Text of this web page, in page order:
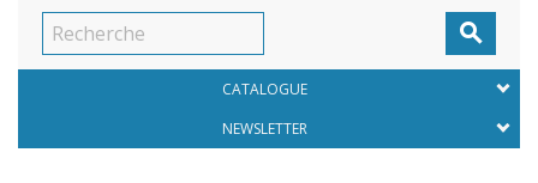

CATALOGUE
NEWSLETTER